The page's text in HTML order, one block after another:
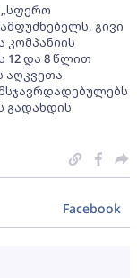
გივი
კომპანიის
12 და 8 წლით
აღკვეთა
გადახდის
Facebook